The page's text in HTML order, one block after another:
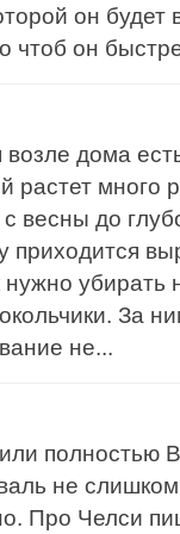
он
чтоб он
дома
растет много
с весны до
приходится
нужно
За
не...
полностью
не
Про Челси